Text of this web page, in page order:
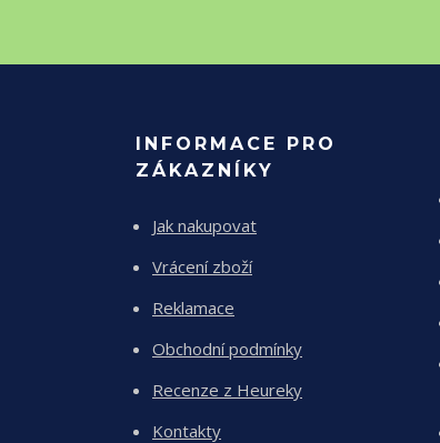
INFORMACE PRO
ZÁKAZNÍKY
Jak nakupovat
Vrácení zboží
Reklamace
Obchodní podmínky
Recenze z Heureky
Kontakty